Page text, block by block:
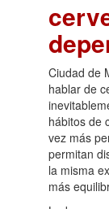
Ciudad de
hablar de
hábitos de
vez más
permitan
la misma
más